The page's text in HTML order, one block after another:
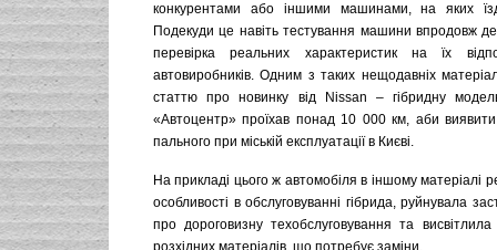
конкурентами або іншими машинами, на яких
Подекуди це навіть тестування машини впродовж
перевірка реальних характеристик на їх
автовиробників. Одним з таких нещодавніх
статтю про новинку від Nissan – гібридну
«Автоцентр» проїхав понад 10 000 км, аби
пального при міській експлуатації в Києві.
На прикладі цього ж автомобіля в іншому матеріалі
особливості в обслуговуванні гібрида, руйнувала
про дороговизну техобслуговування та
розхідних матеріалів, що потребує заміни.